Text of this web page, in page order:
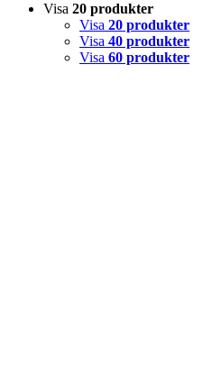
Visa 20 produkter
Visa 20 produkter
Visa 40 produkter
Visa 60 produkter